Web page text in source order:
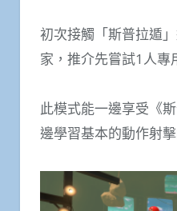
初次接觸「斯普拉遁
家，推介先嘗試1人專
此模式能一邊享受《
邊學習基本的動作射擊